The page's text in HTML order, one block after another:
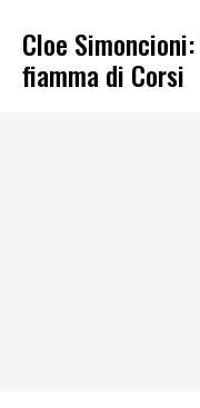
Cloe
fiamma di Corsi